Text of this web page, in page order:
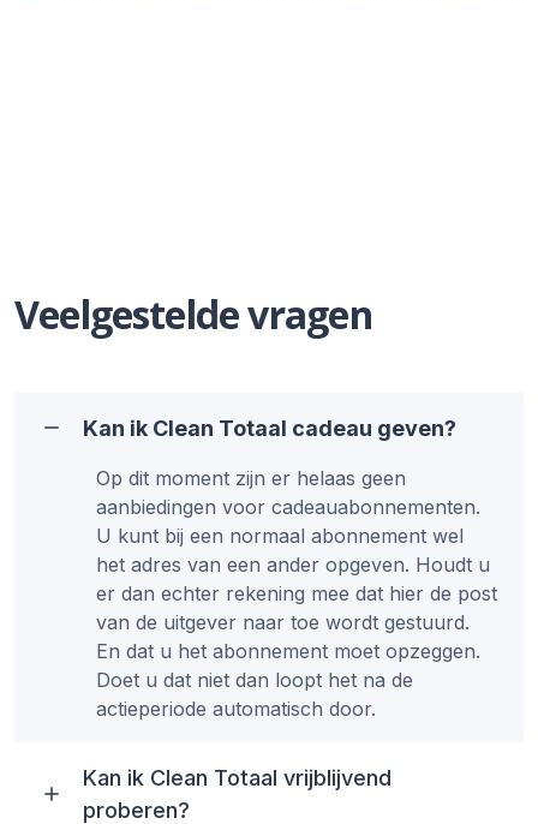
Veelgestelde vragen
Kan ik Clean Totaal cadeau geven?
Op dit moment zijn er helaas geen
aanbiedingen voor cadeauabonnementen.
U kunt bij een normaal abonnement wel
het adres van een ander opgeven. Houdt u
er dan echter rekening mee dat hier de post
van de uitgever naar toe wordt gestuurd.
En dat u het abonnement moet opzeggen.
Doet u dat niet dan loopt het na de
actieperiode automatisch door.
Kan ik Clean Totaal vrijblijvend
proberen?